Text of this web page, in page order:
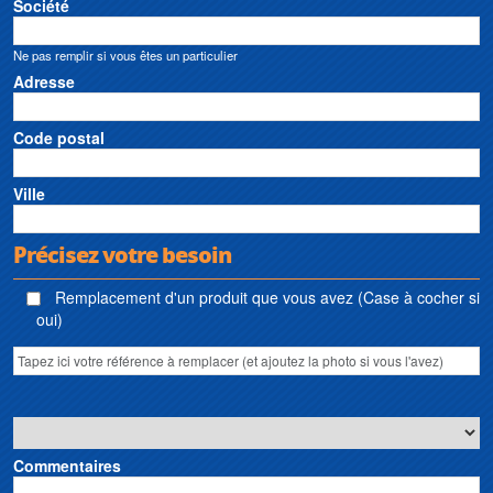
Société
Ne pas remplir si vous êtes un particulier
Adresse
Code postal
Ville
Précisez votre besoin
Remplacement d'un produit que vous avez (Case à cocher si
oui)
Commentaires